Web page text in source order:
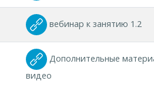
вебинар к занятию 1.2
Дополнительные
видео